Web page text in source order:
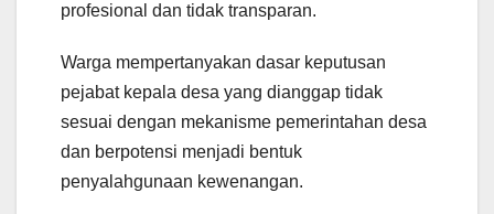
profesional dan tidak transparan.
Warga mempertanyakan dasar keputusan
pejabat kepala desa yang dianggap tidak
sesuai dengan mekanisme pemerintahan desa
dan berpotensi menjadi bentuk
penyalahgunaan kewenangan.